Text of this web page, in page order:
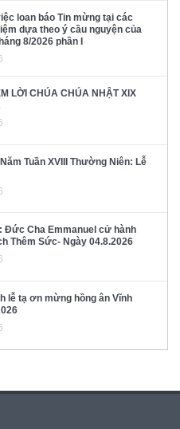
loan báo Tin mừng tại các
dựa theo ý cầu nguyện của
8/2026 phần I
LỜI CHÚA CHÚA NHẬT XIX
Tuần XVIII Thường Niên: Lễ
Đức Cha Emmanuel cử hành
Thêm Sức- Ngày 04.8.2026
lễ tạ ơn mừng hồng ân Vĩnh